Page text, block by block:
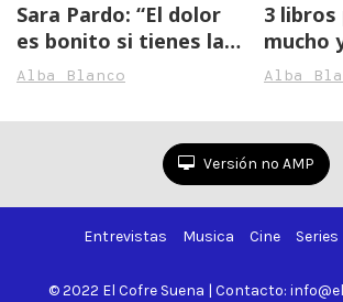
Sara Pardo: “El dolor
es bonito si tienes las
herramientas para
Alba Blanco
3 libros
mucho
Audrey
Alba
Versión no AMP
Entrevistas Musica Cine Series
© 2022 El Cofre Suena | Contacto: